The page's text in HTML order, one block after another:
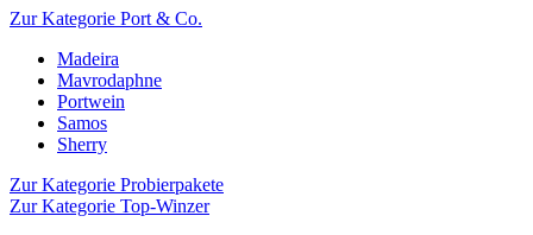
Zur Kategorie Port & Co.
Madeira
Mavrodaphne
Portwein
Samos
Sherry
Zur Kategorie Probierpakete
Zur Kategorie Top-Winzer